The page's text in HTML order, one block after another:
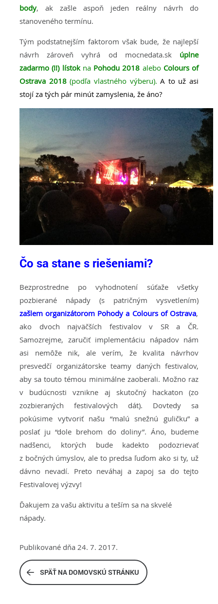
body, ak zašle aspoň jeden reálny návrh do
stanoveného termínu.
Tým podstatnejším faktorom však bude, že najlepší
návrh zároveň vyhrá od mocnedata.sk úplne
zadarmo (!!) lístok naPohodu 2018 aleboColours of
Ostrava 2018(podľa vlastného výberu).A to už asi
stojí za tých pár minút zamyslenia, že áno?
Čo sa stane s riešeniami?
Bezprostredne po vyhodnotení súťaže všetky
pozbierané nápady (s patričným vysvetlením)
zašlem organizátorom Pohody a Colours of Ostrava,
ako dvoch najväčších festivalov v SR a ČR.
Samozrejme, zaručiť implementáciu nápadov nám
asi nemôže nik, ale verím, že kvalita návrhov
presvedčí organizátorske teamy daných festivalov,
aby sa touto témou minimálne zaoberali. Možno raz
v budúcnosti vznikne aj skutočný hackaton (zo
zozbieraných festivalových dát). Dovtedy sa
pokúsime vytvoriť našu “malú snežnú guličku” a
poslať ju “dole brehom do doliny”. Áno, budeme
nadšenci, ktorých bude kadekto podozrievať
z bočných úmyslov, ale to predsa ľuďom ako si ty, už
dávno nevadí. Preto neváhaj a zapoj sa do tejto
Festivalovej výzvy!
Ďakujem za vašu aktivitu a teším sa na skvelé
nápady.
Publikované dňa 24. 7. 2017.
SPÄŤ NA DOMOVSKÚ STRÁNKU